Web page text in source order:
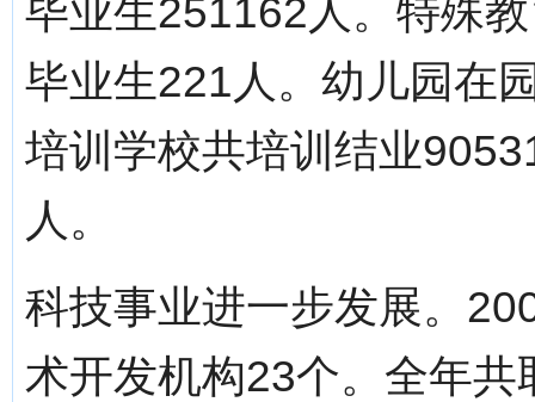
毕业生251162人。特殊
毕业生221人。幼儿园在
培训学校共培训结业
人。
科技事业进一步发展。
术开发机构23个。全年